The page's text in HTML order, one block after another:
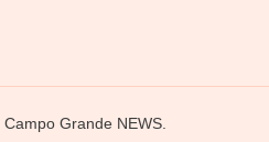
Grande NEWS.